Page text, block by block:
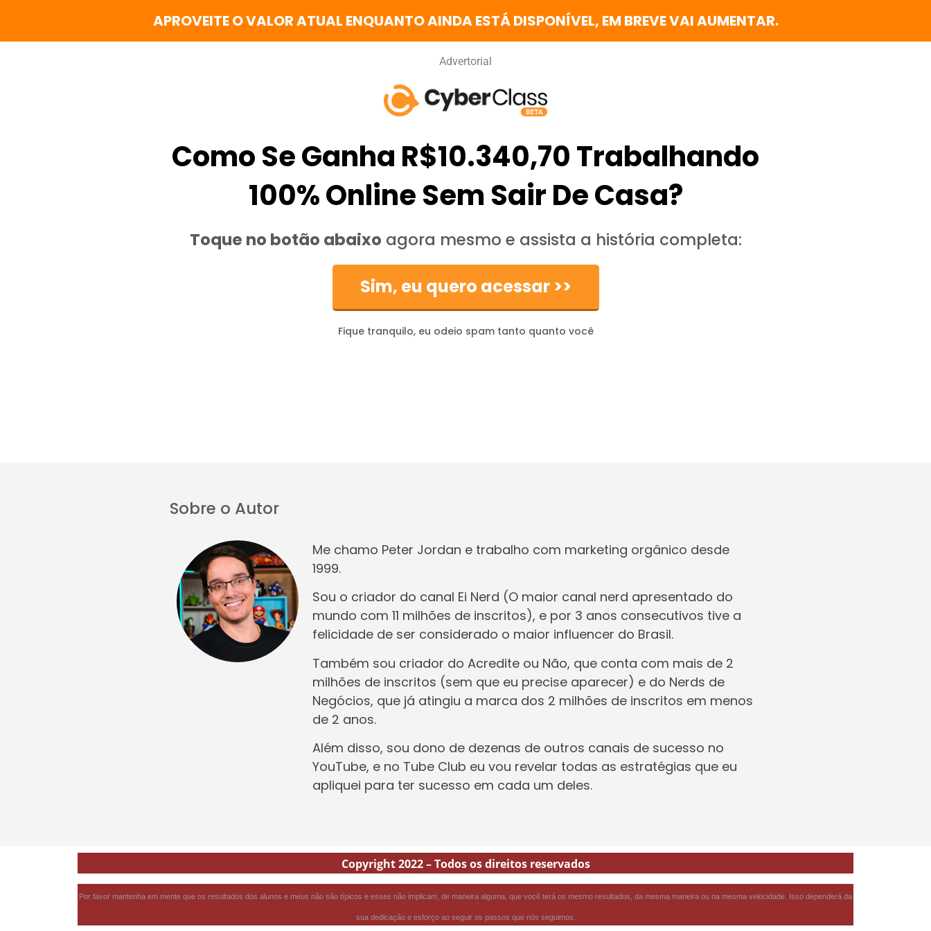
APROVEITE O VALOR ATUAL ENQUANTO AINDA ESTÁ DISPONÍVEL, EM BREVE VAI AUMENTAR.
Advertorial
Como Se Ganha R$10.340,70 Trabalhando
100% Online Sem Sair De Casa?
Toque no botão abaixo agora mesmo e assista a história completa:
Sim, eu quero acessar >>
Fique tranquilo, eu odeio spam tanto quanto você
Sobre o Autor
Me chamo Peter Jordan e trabalho com marketing orgânico desde
1999.
Sou o criador do canal Ei Nerd (O maior canal nerd apresentado do
mundo com 11 milhões de inscritos), e por 3 anos consecutivos tive a
felicidade de ser considerado o maior influencer do Brasil.
Também sou criador do Acredite ou Não, que conta com mais de 2
milhões de inscritos (sem que eu precise aparecer) e do Nerds de
Negócios, que já atingiu a marca dos 2 milhões de inscritos em menos
de 2 anos.
Além disso, sou dono de dezenas de outros canais de sucesso no
YouTube, e no Tube Club eu vou revelar todas as estratégias que eu
apliquei para ter sucesso em cada um deles.
Copyright 2022 – Todos os direitos reservados
Por favor mantenha em mente que os resultados dos alunos e meus não são típicos e esses não implicam, de maneira alguma, que você terá os mesmo resultados, da mesma maneira ou na mesma velocidade. Isso dependerá da
sua dedicação e esforço ao seguir os passos que nós seguimos.